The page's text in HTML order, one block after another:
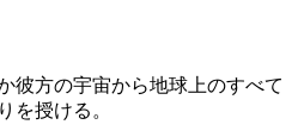
彼方の宇宙から地球上のすべて
を授ける。